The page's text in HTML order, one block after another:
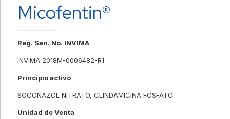
Micofentin®
Reg. San. No. INVIMA
INVIMA 2018M-0006482-R1
Principio activo
SOCONAZOL NITRATO, CLINDAMICINA FOSFATO
Unidad de Venta